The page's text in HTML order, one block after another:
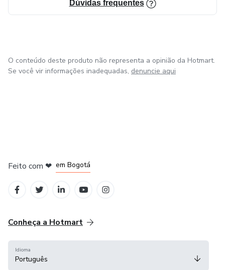
Dúvidas frequentes
O conteúdo deste produto não representa a opinião da Hotmart.
Se você vir informações inadequadas, denuncie aqui
Feito com ❤ em Bogotá
Conheça a Hotmart
Idioma
Português